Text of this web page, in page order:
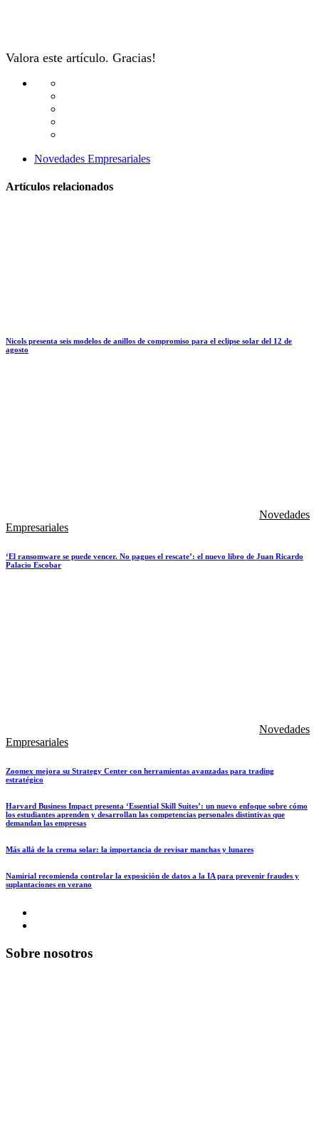
Valora este artículo. Gracias!
Novedades Empresariales
Artículos relacionados
Nicols presenta seis modelos de anillos de compromiso para el eclipse solar del 12 de
agosto
Novedades
Empresariales
‘El ransomware se puede vencer. No pagues el rescate’: el nuevo libro de Juan Ricardo
Palacio Escobar
Novedades
Empresariales
Zoomex mejora su Strategy Center con herramientas avanzadas para trading
estratégico
Harvard Business Impact presenta ‘Essential Skill Suites’: un nuevo enfoque sobre cómo
los estudiantes aprenden y desarrollan las competencias personales distintivas que
demandan las empresas
Más allá de la crema solar: la importancia de revisar manchas y lunares
Namirial recomienda controlar la exposición de datos a la IA para prevenir fraudes y
suplantaciones en verano
Sobre nosotros